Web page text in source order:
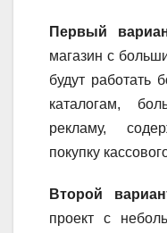
Первый
магазин с
будут работать
каталогам,
рекламу,
покупку
Второй
проект с